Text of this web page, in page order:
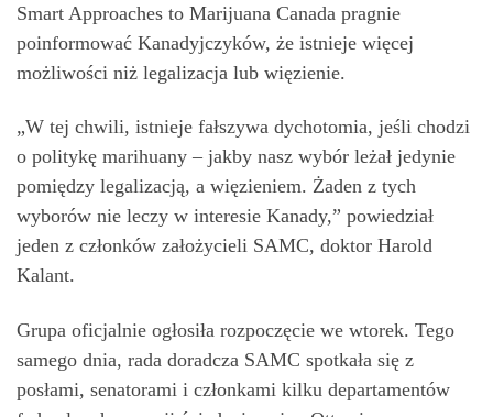
Smart Approaches to Marijuana Canada pragnie
poinformować Kanadyjczyków, że istnieje więcej
możliwości niż legalizacja lub więzienie.
„W tej chwili, istnieje fałszywa dychotomia, jeśli chodzi
o politykę marihuany – jakby nasz wybór leżał jedynie
pomiędzy legalizacją, a więzieniem. Żaden z tych
wyborów nie leczy w interesie Kanady,” powiedział
jeden z członków założycieli SAMC, doktor Harold
Kalant.
Grupa oficjalnie ogłosiła rozpoczęcie we wtorek. Tego
samego dnia, rada doradcza SAMC spotkała się z
posłami, senatorami i członkami kilku departamentów